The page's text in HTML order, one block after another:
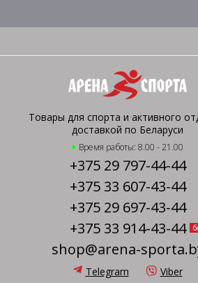
Товары для спорта и активного
доставкой по Беларуси
Время работы: 8.00 - 21.00
+375 29 797-44-44
+375 33 607-43-44
+375 29 697-43-44
+375 33 914-43-44
shop@arena-
Telegram Viber